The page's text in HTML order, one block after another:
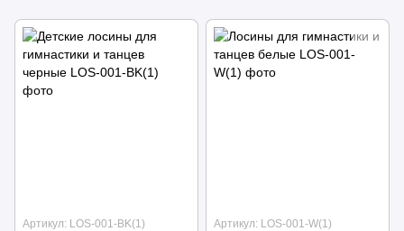
Артикул: LOS-001-BK(1) Артикул: LOS-001-W(1)